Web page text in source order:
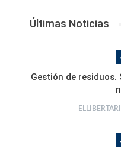
Últimas Noticias
Gestión de